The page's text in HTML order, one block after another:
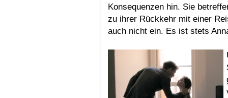
Konsequenzen hin. Sie
zu ihrer Rückkehr mit einer
auch nicht ein. Es ist stets